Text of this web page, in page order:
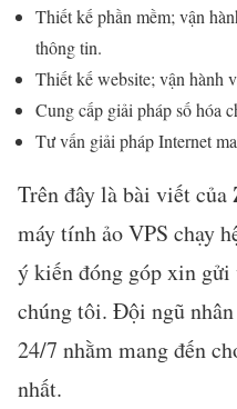
Thiết kế phần mềm; vận
thông tin.
Thiết kế website; vận hành
Cung cấp giải pháp số hóa
Tư vấn giải pháp Internet
Trên đây là bài viết của
máy tính ảo VPS chạy
ý kiến đóng góp xin gửi
chúng tôi. Đội ngũ
24/7 nhằm mang đến
nhất.